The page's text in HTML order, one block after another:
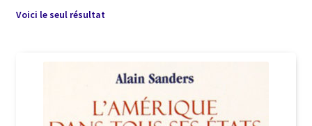
Connection
Livres de Philippe Randa
Voici le seul résultat